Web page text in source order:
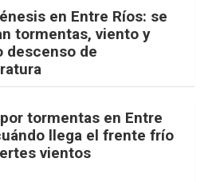
en Entre Ríos: se
tormentas, viento y
descenso de
tormentas en Entre
llega el frente frío
vientos